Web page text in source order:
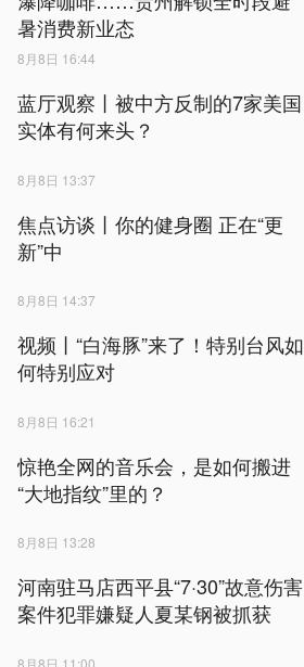
暑消费新业态
8月8日 16:44
蓝厅观察丨被中方反制的7家美国
实体有何来头？
8月8日 13:37
焦点访谈丨你的健身圈 正在“更
新”中
8月8日 14:37
视频丨“白海豚”来了！特别台风如
何特别应对
8月8日 16:21
惊艳全网的音乐会，是如何搬进
“大地指纹”里的？
8月8日 13:28
河南驻马店西平县“7·30”故意伤害
案件犯罪嫌疑人夏某钢被抓获
8月8日 11:00